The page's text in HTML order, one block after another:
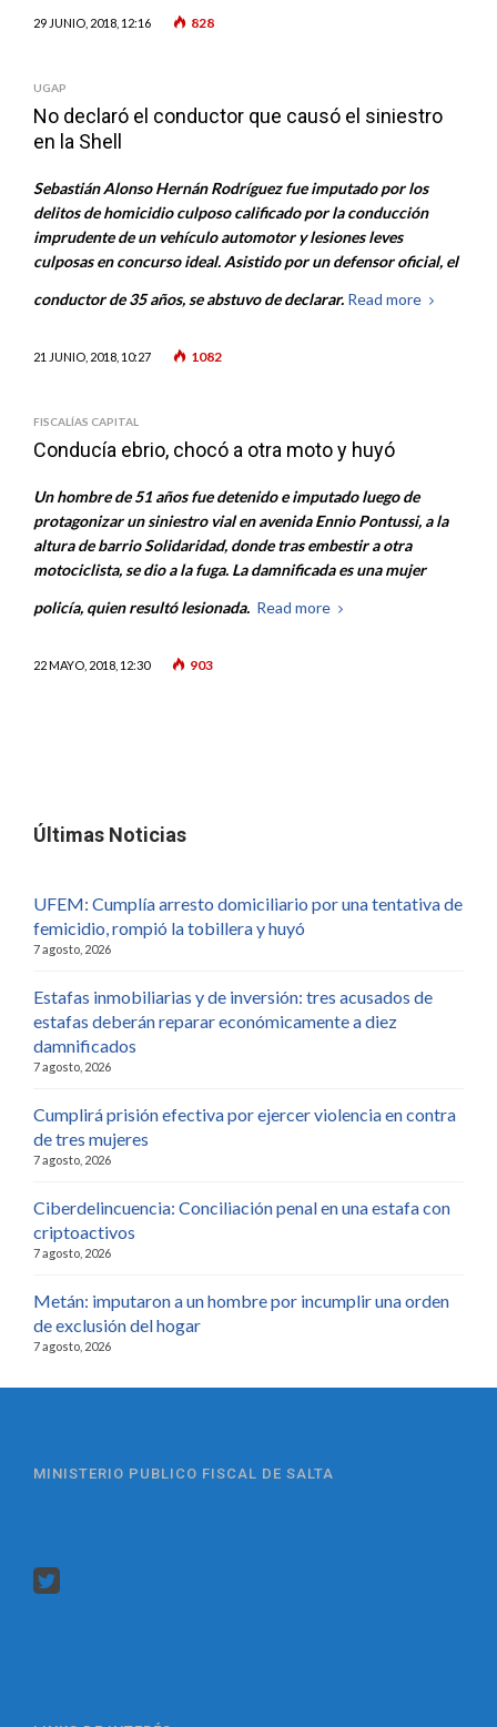
29 JUNIO, 2018, 12:16 828
UGAP
No declaró el conductor que causó el siniestro
en la Shell
Sebastián Alonso Hernán Rodríguez fue imputado por los
delitos de homicidio culposo calificado por la conducción
imprudente de un vehículo automotor y lesiones leves
culposas en concurso ideal. Asistido por un defensor oficial, el
conductor de 35 años, se abstuvo de declarar. Read more
21 JUNIO, 2018, 10:27 1082
FISCALÍAS CAPITAL
Conducía ebrio, chocó a otra moto y huyó
Un hombre de 51 años fue detenido e imputado luego de
protagonizar un siniestro vial en avenida Ennio Pontussi, a la
altura de barrio Solidaridad, donde tras embestir a otra
motociclista, se dio a la fuga. La damnificada es una mujer
policía, quien resultó lesionada. Read more
22 MAYO, 2018, 12:30 903
Últimas Noticias
UFEM: Cumplía arresto domiciliario por una tentativa de
femicidio, rompió la tobillera y huyó
7 agosto, 2026
Estafas inmobiliarias y de inversión: tres acusados de
estafas deberán reparar económicamente a diez
damnificados
7 agosto, 2026
Cumplirá prisión efectiva por ejercer violencia en contra
de tres mujeres
7 agosto, 2026
Ciberdelincuencia: Conciliación penal en una estafa con
criptoactivos
7 agosto, 2026
Metán: imputaron a un hombre por incumplir una orden
de exclusión del hogar
7 agosto, 2026
MINISTERIO PUBLICO FISCAL DE SALTA